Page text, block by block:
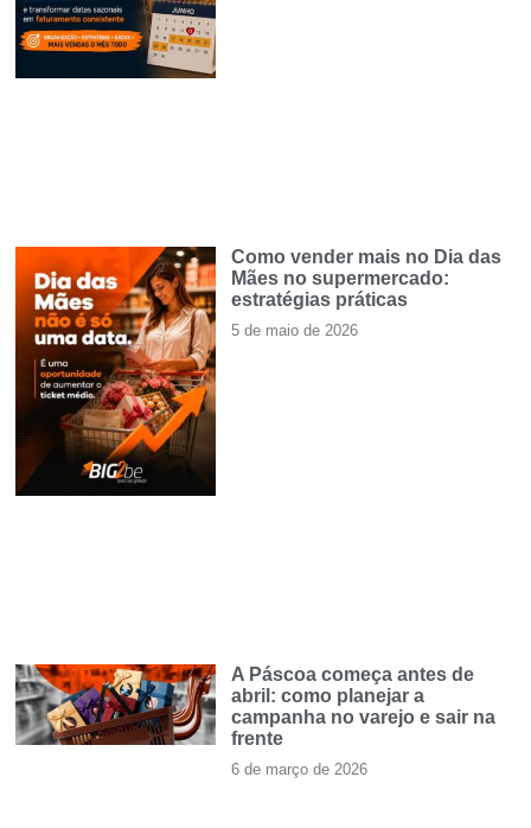
Como vender mais no Dia das
Mães no supermercado:
estratégias práticas
5 de maio de 2026
A Páscoa começa antes de
abril: como planejar a
campanha no varejo e sair na
frente
6 de março de 2026